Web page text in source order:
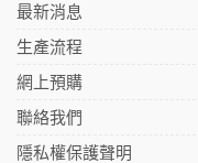
最新消息
生產流程
網上預購
聯絡我們
隱私權保護聲明